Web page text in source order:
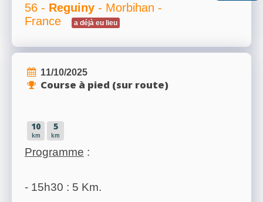
56 - Reguiny - Morbihan -
France
a déjà eu lieu
11/10/2025
Course à pied (sur route)
10
km
5
km
Programme :
- 15h30 : 5 Km.